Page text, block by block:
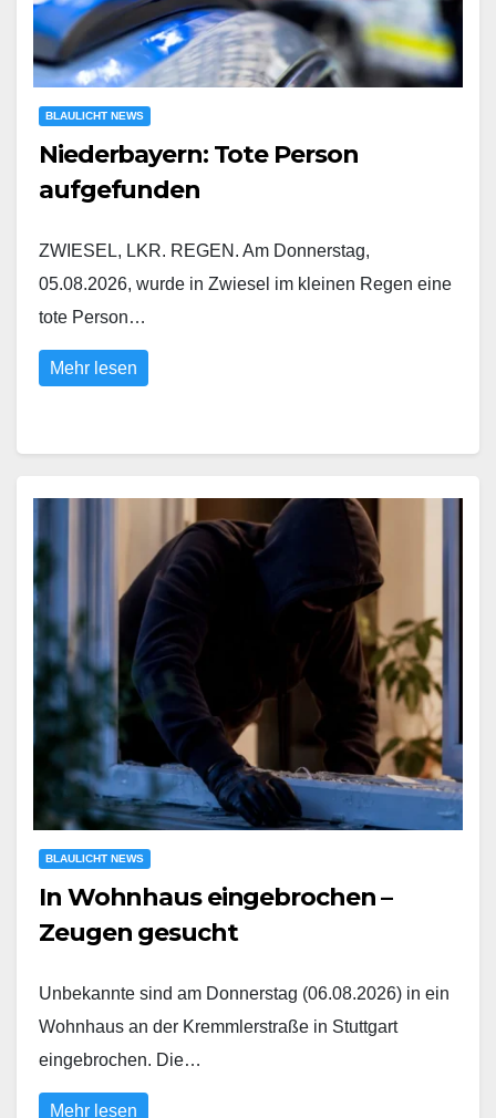
BLAULICHT NEWS
Niederbayern: Tote Person
aufgefunden
ZWIESEL, LKR. REGEN. Am Donnerstag,
05.08.2026, wurde in Zwiesel im kleinen Regen eine
tote Person…
Mehr lesen
BLAULICHT NEWS
In Wohnhaus eingebrochen –
Zeugen gesucht
Unbekannte sind am Donnerstag (06.08.2026) in ein
Wohnhaus an der Kremmlerstraße in Stuttgart
eingebrochen. Die…
Mehr lesen